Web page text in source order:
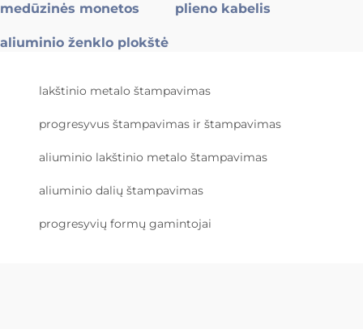
medūzinės monetos plieno kabelis
aliuminio ženklo plokštė
lakštinio metalo štampavimas
progresyvus štampavimas ir štampavimas
aliuminio lakštinio metalo štampavimas
aliuminio dalių štampavimas
progresyvių formų gamintojai